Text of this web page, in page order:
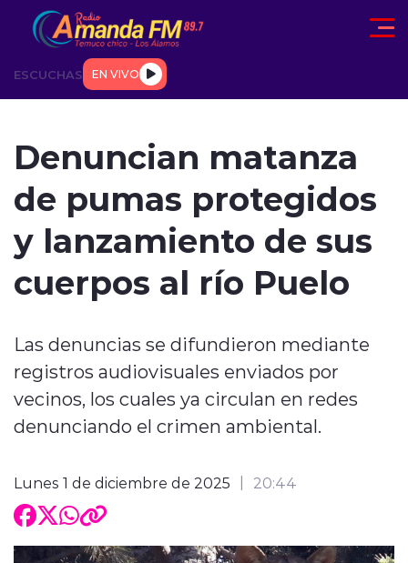
Click acá para ir directamente al contenido
ESCUCHAS EN VIVO
DEPORTES
modo claro
Denuncian matanza
de pumas protegidos
y lanzamiento de sus
cuerpos al río Puelo
Las denuncias se difundieron mediante
registros audiovisuales enviados por
vecinos, los cuales ya circulan en redes
denunciando el crimen ambiental.
Lunes 1 de diciembre de 2025 20:44